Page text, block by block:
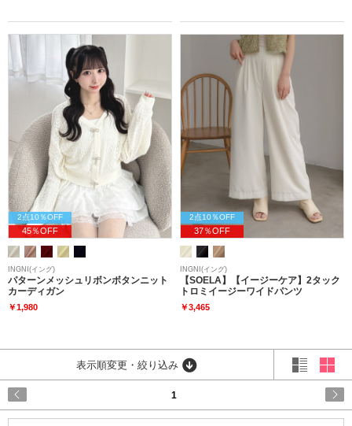
2点10％OFF
45％OFF
INGNI(イング)
パターンメッシュリボンボタンニット
カーディガン
￥1,980
2点10％OFF
37％OFF
INGNI(イング)
【SOELA】【イージーケア】2タック
トロミイージーワイドパンツ
￥3,465
表示順変更・絞り込み
1